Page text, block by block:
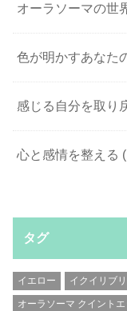
オーラソーマの世
色が明かすあなた
感じる自分を取り
心と感情を整える
タグ
イエロー イクイリブ
オーラソーマ クイント